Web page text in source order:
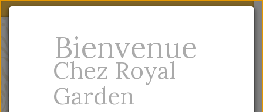
Lien de votre choix
- Fr
En
Bienvenue
Chez Royal
Garden